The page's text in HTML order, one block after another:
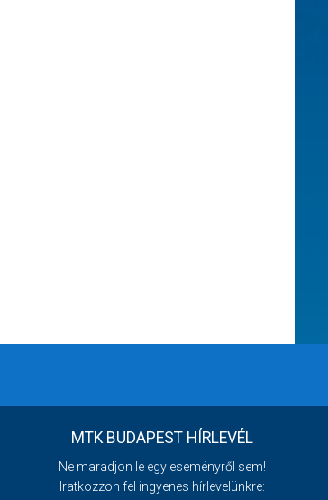
MTK BUDAPEST HÍRLEVÉL
Ne maradjon le egy eseményről sem!
Iratkozzon fel ingyenes hírlevelünkre: